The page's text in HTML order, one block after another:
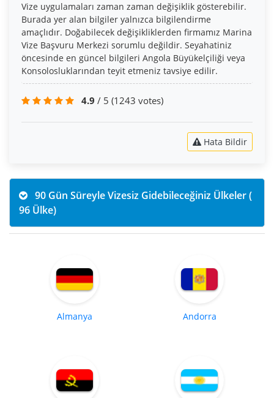
Vize uygulamaları zaman zaman değişiklik gösterebilir.
Burada yer alan bilgiler yalnızca bilgilendirme
amaçlıdır. Doğabilecek değişikliklerden firmamız Marina
Vize Başvuru Merkezi sorumlu değildir. Seyahatiniz
öncesinde en güncel bilgileri Angola Büyükelçiliği veya
Konsolosluklarından teyit etmeniz tavsiye edilir.
4.9 / 5 (1243 votes)
Hata Bildir
96 Ülke)
Almanya Andorra